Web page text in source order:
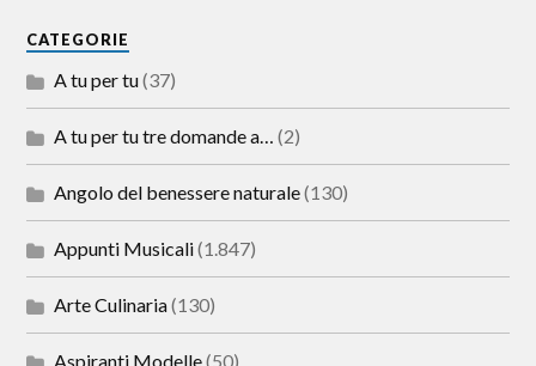
CATEGORIE
A tu per tu(37)
A tu per tu tre domande a… (2)
Angolo del benessere naturale(130)
Appunti Musicali(1.847)
Arte Culinaria(130)
Aspiranti Modelle(50)